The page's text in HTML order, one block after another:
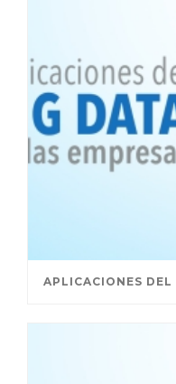
APLICACIONES DEL